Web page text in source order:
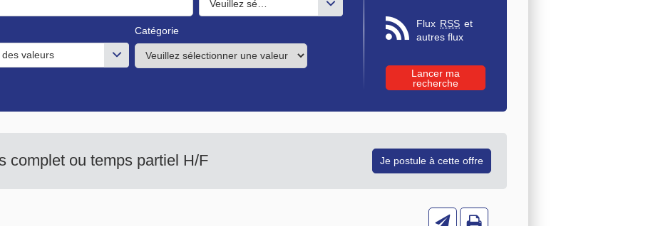
Veuillez sélectionner une ou des valeurs
valeurs
Catégorie
Flux RSS et
autres flux
complet ou temps partiel H/F